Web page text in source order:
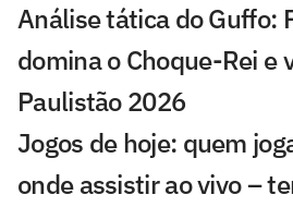
Análise tática do Guffo:
domina o Choque-Rei e
Paulistão 2026
Jogos de hoje: quem
onde assistir ao vivo –